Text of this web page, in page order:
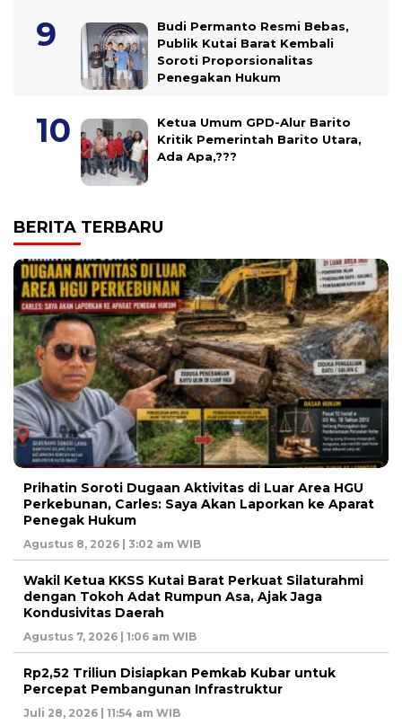
Budi Permanto Resmi Bebas,
Publik Kutai Barat Kembali
Soroti Proporsionalitas
Penegakan Hukum
Ketua Umum GPD-Alur Barito
Kritik Pemerintah Barito Utara,
Ada Apa,???
BERITA TERBARU
Prihatin Soroti Dugaan Aktivitas di Luar Area HGU
Perkebunan, Carles: Saya Akan Laporkan ke Aparat
Penegak Hukum
Agustus 8, 2026 | 3:02 am WIB
Wakil Ketua KKSS Kutai Barat Perkuat Silaturahmi
dengan Tokoh Adat Rumpun Asa, Ajak Jaga
Kondusivitas Daerah
Agustus 7, 2026 | 1:06 am WIB
Rp2,52 Triliun Disiapkan Pemkab Kubar untuk
Percepat Pembangunan Infrastruktur
Juli 28, 2026 | 11:54 am WIB